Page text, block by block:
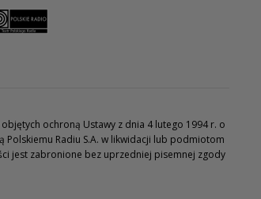
ochroną Ustawy z dnia 4 lutego 1994 r. o
Polskiemu Radiu S.A. w likwidacji lub podmiotom
jest zabronione bez uprzedniej pisemnej zgody